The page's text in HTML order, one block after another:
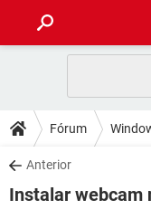
CELULAR
OUTLOOK
INSTAGRAM
DICAS
JOGOS
DOWNLOADS
JOGOS
Fórum
Anterior
Instalar webcam